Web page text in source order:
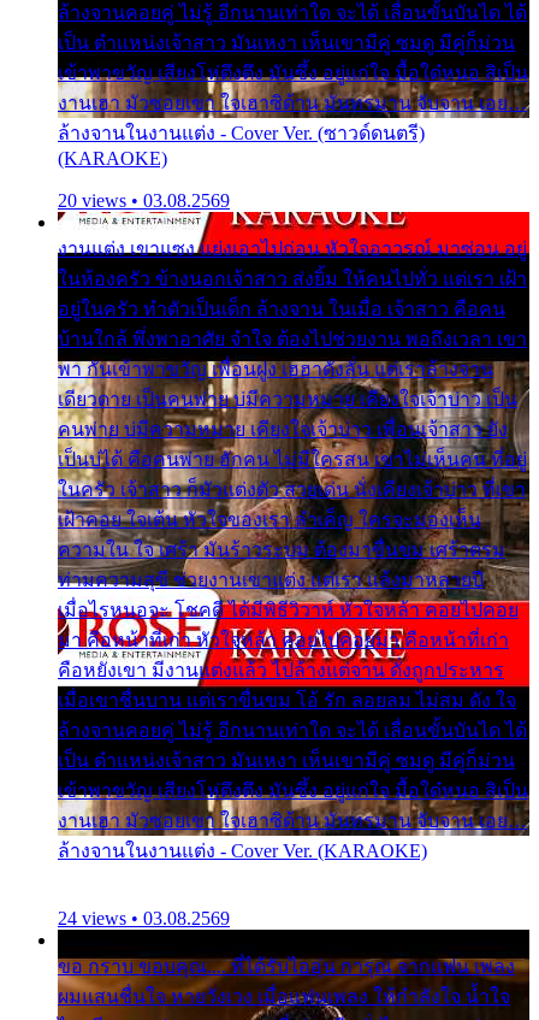
ล้างจานคอยคู่ ไม่รู้ อีกนานเท่าใด จะได้ เลื่อนขั้นบันได ได้
เป็น ตำแหน่งเจ้าสาว มันเหงา เห็นเขามีคู่ ซมดู มีคู่ก็ม่วน
เข้าพาขวัญ เสียงโห่ตึงตึง มันซึ้ง อยู่แก่ใจ มื้อใด๋หนอ สิเป็น
งานเฮา มัวซอยเขา ใจเฮาซิด้าน มันทรมาน จับจาน เอย…
ล้างจานในงานแต่ง - Cover Ver. (ซาวด์ดนตรี)
(KARAOKE)
20 views • 03.08.2569
งานแต่ง เขาแซง แย่งเอาไปก่อน หัวใจอาวรณ์ มาซ่อน อยู่
ในห้องครัว ข้างนอกเจ้าสาว ส่งยิ้ม ให้คนไปทั่ว แต่เรา เฝ้า
อยู่ในครัว ทำตัวเป็นเด็ก ล้างจาน ในเมื่อ เจ้าสาว คือคน
บ้านใกล้ พึ่งพาอาศัย จำใจ ต้องไปช่วยงาน พอถึงเวลา เขา
พา กันเข้าพาขวัญ เพื่อนฝูง เฮฮาดังลั่น แต่เราล้างจาน
เดียวดาย เป็นคนพ่าย บ่มีความหมาย เคียงใจเจ้าบ่าว เป็น
คนพ่าย บ่มีความหมาย เคียงใจเจ้าบ่าว เพื่อนเจ้าสาว ยัง
เป็นบ่ได้ คือคนพ่าย ฮักคน ไม่มีใครสน เขาไม่เห็นคน ที่อยู่
ในครัว เจ้าสาว ก็มัวแต่งตัว สวยเด่น นั่งเคียงเจ้าบ่าว ที่เขา
เฝ้าคอย ใจเต้น หัวใจของเรา ลำเค็ญ ใครจะมองเห็น
ความใน ใจ เศร้า มันร้าวระบม ต้องมาขื่นขม เศร้าตรม
ท่ามความสุขี ช่วยงานเขาแต่ง แต่เรา แล้งมาหลายปี
เมื่อไรหนอจะ โชคดี ได้มีพิธีวิวาห์ หัวใจหล้า คอยไปคอย
มา คือหน้าที่เก่า หัวใจหล้า คอยไปคอยมา คือหน้าที่เก่า
คือหยังเขา มีงานแต่งแล้ว ไปล้างแต่จาน ดั่งถูกประหาร
เมื่อเขาชื่นบาน แต่เราขื่นขม โอ้ รัก ลอยลม ไม่สม ดัง ใจ
ล้างจานคอยคู่ ไม่รู้ อีกนานเท่าใด จะได้ เลื่อนขั้นบันได ได้
เป็น ตำแหน่งเจ้าสาว มันเหงา เห็นเขามีคู่ ซมดู มีคู่ก็ม่วน
เข้าพาขวัญ เสียงโห่ตึงตึง มันซึ้ง อยู่แก่ใจ มื้อใด๋หนอ สิเป็น
งานเฮา มัวซอยเขา ใจเฮาซิด้าน มันทรมาน จับจาน เอย…
ล้างจานในงานแต่ง - Cover Ver. (KARAOKE)
24 views • 03.08.2569
ขอ กราบ ขอบคุณ.... ที่ได้รับไออุ่น การุณ จากแฟน เพลง
ผมแสนชื่นใจ หายวังเวง เมื่อแฟนเพลง ให้กำลังใจ น้ำใจ